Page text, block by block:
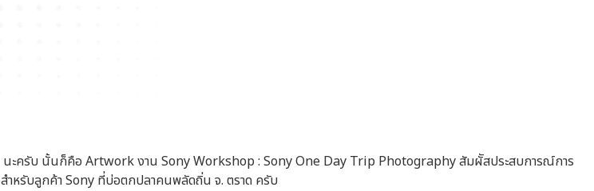
ะครับ นั้นก็คือ Artwork งาน Sony Workshop : Sony One Day Trip Photography สัมผััสประสบการณ์การ
ำหรับลูกค้า Sony ที่บ่อตกปลาคนพลัดถิ่น จ. ตราด ครับ